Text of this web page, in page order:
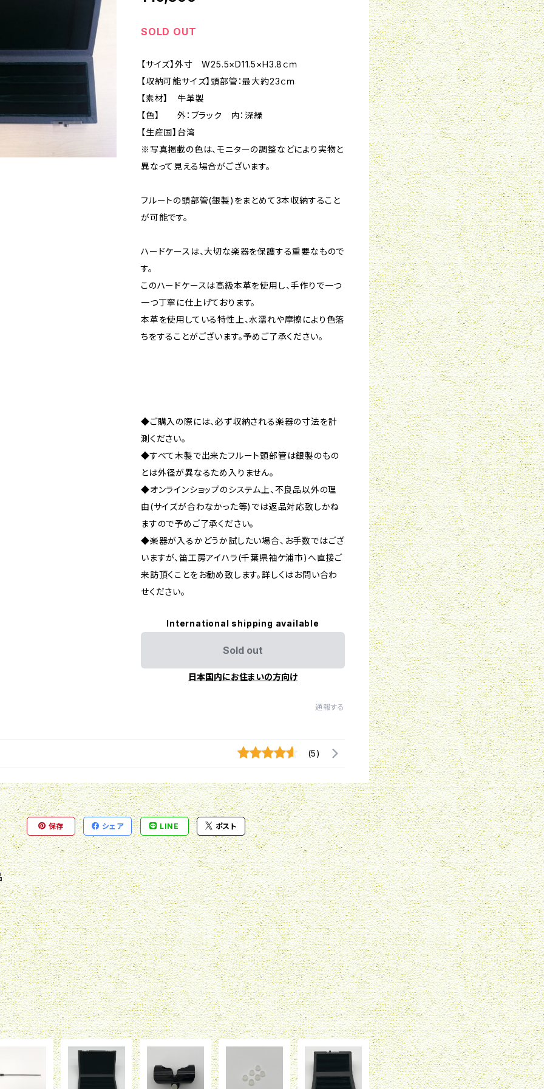
SOLD OUT
【サイズ】外寸 W25.5×D11.5×H3.8ｃｍ
【収納可能サイズ】頭部管：最大約23ｃｍ
【素材】 牛革製
【色】 外：ブラック 内：深緑
【生産国】台湾
※写真掲載の色は、モニターの調整などにより実物と
異なって見える場合がございます。
フルートの頭部管(銀製)をまとめて3本収納すること
が可能です。
ハードケースは、大切な楽器を保護する重要なもので
す。
このハードケースは高級本革を使用し、手作りで一つ
一つ丁寧に仕上げております。
本革を使用している特性上、水濡れや摩擦により色落
ちをすることがございます。予めご了承ください。
◆ご購入の際には、必ず収納される楽器の寸法を計
測ください。
◆すべて木製で出来たフルート頭部管は銀製のもの
とは外径が異なるため入りません。
◆オンラインショップのシステム上、不良品以外の理
由(サイズが合わなかった等)では返品対応致しかね
ますので予めご了承ください。
◆楽器が入るかどうか試したい場合、お手数ではござ
いますが、笛工房アイハラ(千葉県袖ケ浦市)へ直接ご
来訪頂くことをお勧め致します。詳しくはお問い合わ
せください。
International shipping available
Sold out
日本国内にお住まいの方向け
通報する
(5)
保存 シェア LINE ポスト